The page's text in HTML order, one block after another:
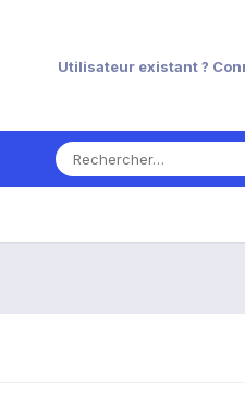
Utilisateur existant ?